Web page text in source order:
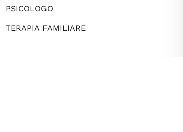
PSICOLOGO
TERAPIA FAMILIARE